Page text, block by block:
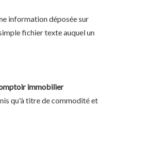
information déposée sur
fichier texte auquel un
immobilier
qu'à titre de commodité et